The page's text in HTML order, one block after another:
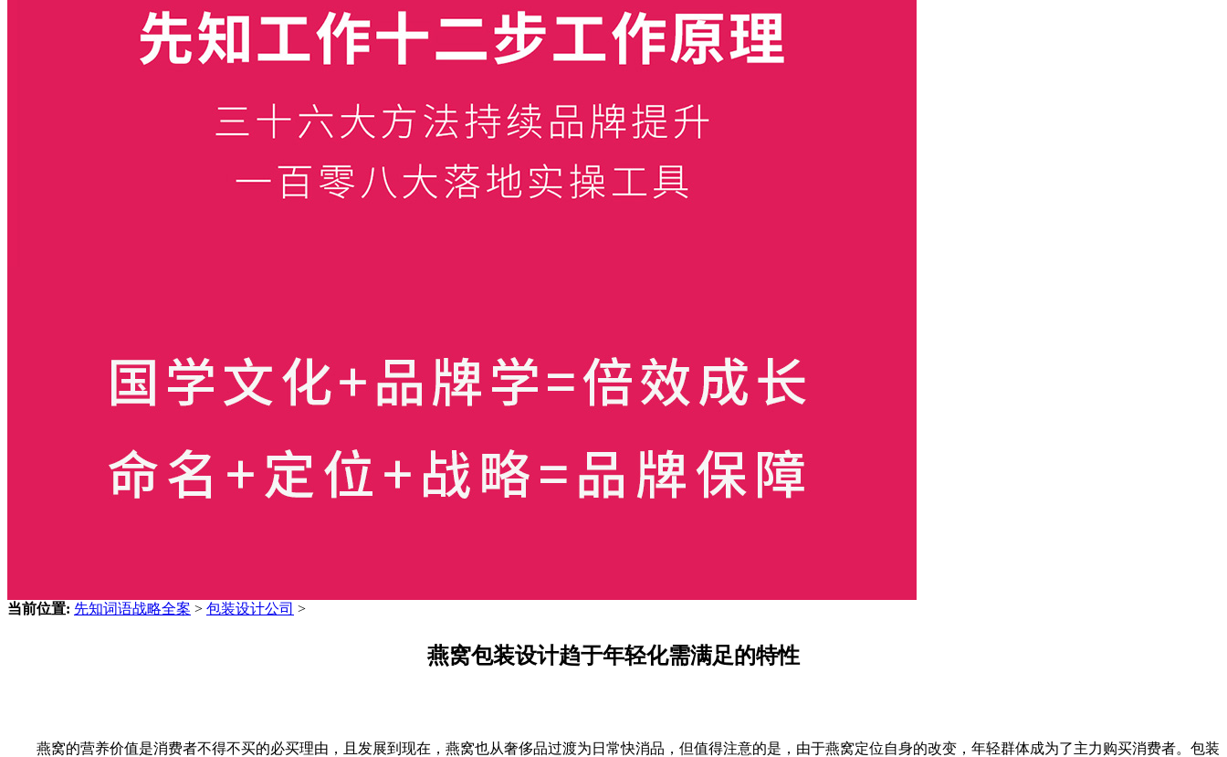
当前位置: 先知词语战略全案 > 包装设计公司 >
燕窝包装设计趋于年轻化需满足的特性
燕窝的营养价值是消费者不得不买的必买理由，且发展到现在，燕窝也从奢侈品过渡为日常快消品，但值得注意的是，由于燕窝定位自身的改变，年轻群体成为了主力购买消费者。包装